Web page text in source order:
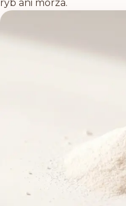
ryb ani morza.